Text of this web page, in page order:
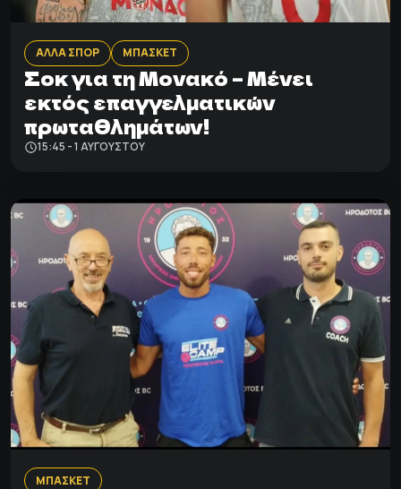
ΑΛΛΑ ΣΠΟΡ ΜΠΑΣΚΕΤ
Σοκ για τη Μονακό – Μένει
εκτός επαγγελματικών
πρωταθλημάτων!
15:45 - 1 ΑΥΓΟΎΣΤΟΥ
ΜΠΑΣΚΕΤ